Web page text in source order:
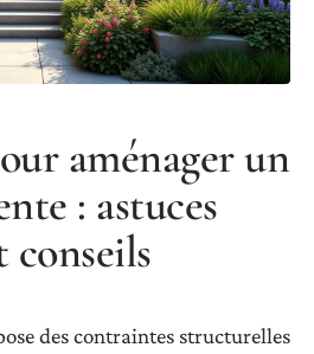
aménager un
: astuces
conseils
des contraintes structurelles